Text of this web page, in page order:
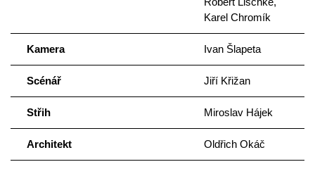
Karel Chromík
Kamera Ivan Šlapeta
Scénář Jiří Křižan
Střih Miroslav Hájek
Architekt Oldřich Okáč